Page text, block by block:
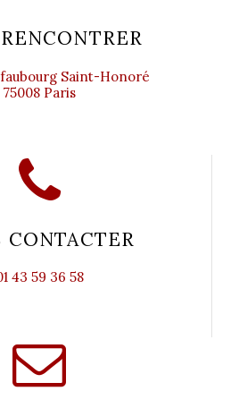
faubourg Saint-Honoré
75008 Paris
CONTACTER
43 59 36 58